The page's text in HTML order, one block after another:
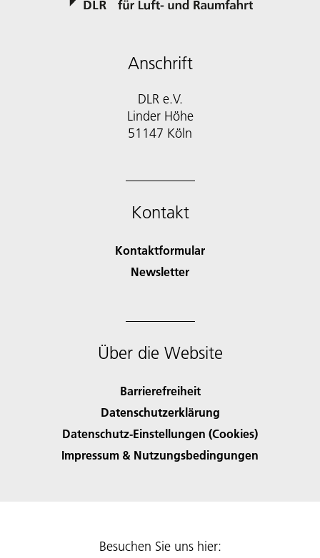
Anschrift
DLR e.V.
Linder Höhe
51147 Köln
Kontakt
Kontaktformular
Newsletter
Über die Website
Barrierefreiheit
Datenschutzerklärung
Datenschutz-Einstellungen (Cookies)
Impressum & Nutzungsbedingungen
Besuchen Sie uns hier: